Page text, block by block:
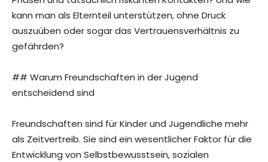
kann man als Elternteil unterstützen, ohne Druck
auszuüben oder sogar das Vertrauensverhältnis zu
gefährden?
## Warum Freundschaften in der Jugend
entscheidend sind
Freundschaften sind für Kinder und Jugendliche mehr
als Zeitvertreib. Sie sind ein wesentlicher Faktor für die
Entwicklung von Selbstbewusstsein, sozialen